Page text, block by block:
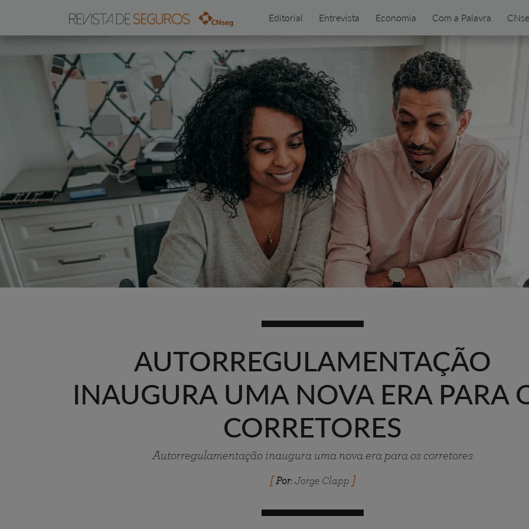
Editorial Entrevista Economia Com a Palavra
AUTORREGULAMENTAÇÃO
INAUGURA UMA NOVA ERA PARA
CORRETORES
Autorregulamentação inaugura uma nova era para os corretores
Por: Jorge Clapp